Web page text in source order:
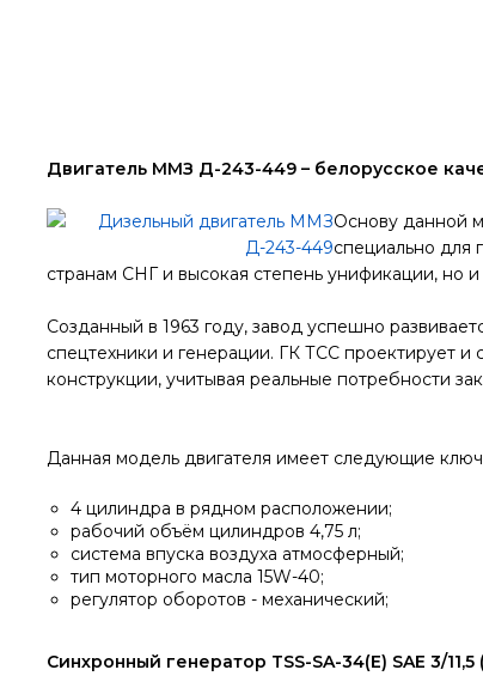
Двигатель ММЗ Д-243-449 – белорусское
Основу данной
специально для
странам СНГ и высокая степень унификации, но
Созданный в 1963 году, завод успешно
спецтехники и генерации. ГК ТСС проектирует
конструкции, учитывая реальные потребности
Данная модель двигателя имеет следующие
4 цилиндра в рядном расположении;
рабочий объём цилиндров 4,75 л;
система впуска воздуха атмосферный;
тип моторного масла 15W-40;
регулятор оборотов - механический;
Синхронный генератор TSS-SA-34(E) SAE 3/